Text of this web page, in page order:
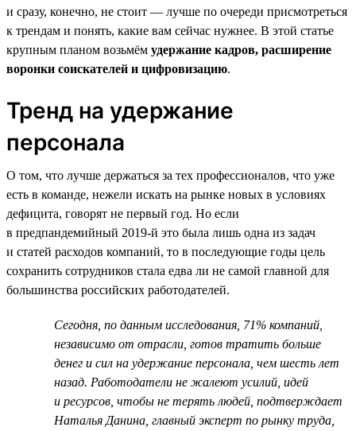
и сразу, конечно, не стоит — лучше по очереди присмотреться
к трендам и понять, какие вам сейчас нужнее. В этой статье
крупным планом возьмём удержание кадров, расширение
воронки соискателей и цифровизацию.
Тренд на удержание
персонала
О том, что лучше держаться за тех профессионалов, что уже
есть в команде, нежели искать на рынке новых в условиях
дефицита, говорят не первый год. Но если
в предпандемийный 2019-й это была лишь одна из задач
и статей расходов компаний, то в последующие годы цель
сохранить сотрудников стала едва ли не самой главной для
большинства российских работодателей.
Сегодня, по данным исследования, 71% компаний,
независимо от отрасли, готов тратить больше
денег и сил на удержание персонала, чем шесть лет
назад. Работодатели не жалеют усилий, идей
и ресурсов, чтобы не терять людей, подтверждает
Наталья Данина, главный эксперт по рынку труда,